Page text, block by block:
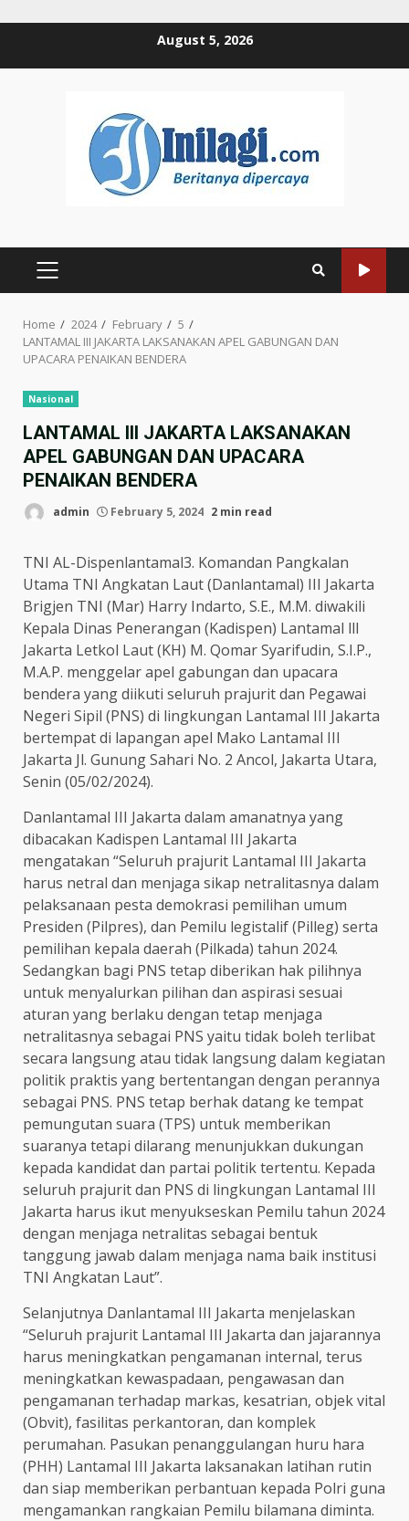
August 5, 2026
PRIMARY
Home 2024 February
5
LANTAMAL III JAKARTA LAKSANAKAN APEL GABUNGAN DAN
UPACARA PENAIKAN BENDERA
Nasional
LANTAMAL III JAKARTA LAKSANAKAN
APEL GABUNGAN DAN UPACARA
PENAIKAN BENDERA
admin February 5, 2024 2 min read
TNI AL-Dispenlantamal3. Komandan Pangkalan
Utama TNI Angkatan Laut (Danlantamal) III Jakarta
Brigjen TNI (Mar) Harry Indarto, S.E., M.M. diwakili
Kepala Dinas Penerangan (Kadispen) Lantamal lll
Jakarta Letkol Laut (KH) M. Qomar Syarifudin, S.I.P.,
M.A.P. menggelar apel gabungan dan upacara
bendera yang diikuti seluruh prajurit dan Pegawai
Negeri Sipil (PNS) di lingkungan Lantamal III Jakarta
bertempat di lapangan apel Mako Lantamal III
Jakarta Jl. Gunung Sahari No. 2 Ancol, Jakarta Utara,
Senin (05/02/2024).
Danlantamal III Jakarta dalam amanatnya yang
dibacakan Kadispen Lantamal III Jakarta
mengatakan “Seluruh prajurit Lantamal III Jakarta
harus netral dan menjaga sikap netralitasnya dalam
pelaksanaan pesta demokrasi pemilihan umum
Presiden (Pilpres), dan Pemilu legistalif (Pilleg) serta
pemilihan kepala daerah (Pilkada) tahun 2024.
Sedangkan bagi PNS tetap diberikan hak pilihnya
untuk menyalurkan pilihan dan aspirasi sesuai
aturan yang berlaku dengan tetap menjaga
netralitasnya sebagai PNS yaitu tidak boleh terlibat
secara langsung atau tidak langsung dalam kegiatan
politik praktis yang bertentangan dengan perannya
sebagai PNS. PNS tetap berhak datang ke tempat
pemungutan suara (TPS) untuk memberikan
suaranya tetapi dilarang menunjukkan dukungan
kepada kandidat dan partai politik tertentu. Kepada
seluruh prajurit dan PNS di lingkungan Lantamal III
Jakarta harus ikut menyukseskan Pemilu tahun 2024
dengan menjaga netralitas sebagai bentuk
tanggung jawab dalam menjaga nama baik institusi
TNI Angkatan Laut”.
Selanjutnya Danlantamal III Jakarta menjelaskan
“Seluruh prajurit Lantamal III Jakarta dan jajarannya
harus meningkatkan pengamanan internal, terus
meningkatkan kewaspadaan, pengawasan dan
pengamanan terhadap markas, kesatrian, objek vital
(Obvit), fasilitas perkantoran, dan komplek
perumahan. Pasukan penanggulangan huru hara
(PHH) Lantamal III Jakarta laksanakan latihan rutin
dan siap memberikan perbantuan kepada Polri guna
mengamankan rangkaian Pemilu bilamana diminta.